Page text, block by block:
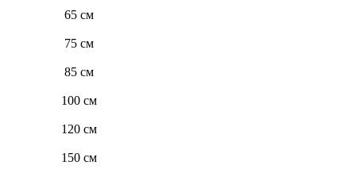
65 см
75 см
85 см
100 см
120 см
150 см